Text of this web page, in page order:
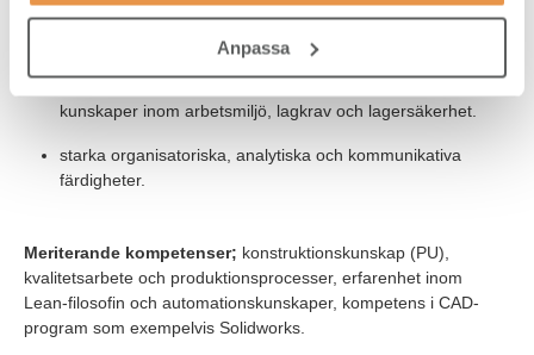
Anpassa
flytande kunskaper i svenska samt goda kunskaper i
kunskaper inom arbetsmiljö, lagkrav och lagersäkerhet.
starka organisatoriska, analytiska och kommunikativa
färdigheter.
Meriterande kompetenser; konstruktionskunskap (PU),
kvalitetsarbete och produktionsprocesser, erfarenhet inom
Lean-filosofin och automationskunskaper, kompetens i CAD-
program som exempelvis Solidworks.